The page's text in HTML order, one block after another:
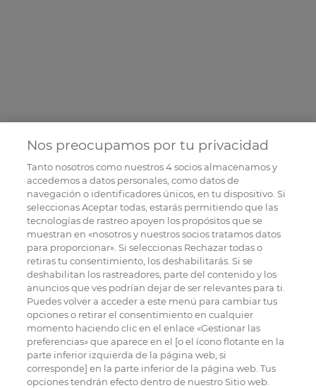
Nos preocupamos por tu privacidad
Tanto nosotros como nuestros4socios almacenamos y
accedemos a datos personales, como datos de
navegación o identificadores únicos, en tu dispositivo. Si
seleccionas Aceptar todas, estarás permitiendo que las
tecnologías de rastreo apoyen los propósitos que se
muestran en «nosotros y nuestros socios tratamos datos
para proporcionar». Si seleccionas Rechazar todas o
retiras tu consentimiento, los deshabilitarás. Si se
deshabilitan los rastreadores, parte del contenido y los
anuncios que ves podrían dejar de ser relevantes para ti.
Puedes volver a acceder a este menú para cambiar tus
opciones o retirar el consentimiento en cualquier
momento haciendo clic en el enlace «Gestionar las
preferencias» que aparece en el [o el ícono flotante en la
parte inferior izquierda de la página web, si
corresponde] en la parte inferior de la página web. Tus
opciones tendrán efecto dentro de nuestro Sitio web.